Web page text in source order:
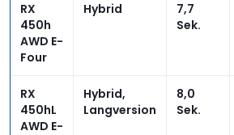
RX
450h
AWD E-
Four
Hybrid
7,7
Sek.
RX
450hL
AWD E-
Hybrid,
Langversion
8,0
Sek.